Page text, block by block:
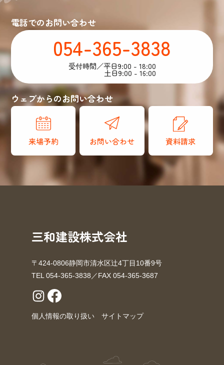
電話でのお問い合わせ
054-365-3838
受付時間／平日9:00 - 18:00
土日9:00 - 16:00
ウェブからのお問い合わせ
来場予約 お問い合わせ 資料請求
三和建設株式会社
〒424-0806静岡市清水区辻4丁目10番9号
TEL 054-365-3838／FAX 054-365-3687
個人情報の取り扱い サイトマップ